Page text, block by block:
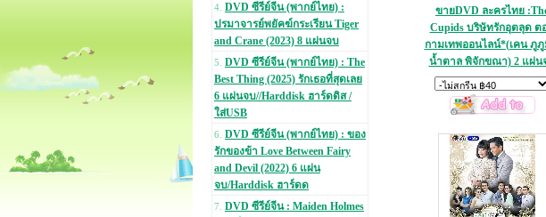
4. DVD ซีรีย์จีน (พากย์ไทย) :
ปรมาจารย์พยัคฆ์กระเรียน Tiger
and Crane (2023) 8 แผ่นจบ
5. DVD ซีรีย์จีน (พากย์ไทย) : The
Best Thing (2025) รักเธอที่สุดเลย
6 แผ่นจบ//Harddisk ฮาร์ดดิส /
ใส่USB
6. DVD ซีรีย์จีน (พากย์ไทย) : ของ
รักของข้า Love Between Fairy
and Devil (2022) 6 แผ่น
จบ/Harddisk ฮาร์ดด
7. DVD ซีรีย์จีน : Maiden Holmes
ขายDVD ละครไทย
Cupids บริษัทรักอุตลุด ต
กามเทพออนไลน์*(เคน ภูภู
น้ำตาล พิจักขณา) 2 แผ่น